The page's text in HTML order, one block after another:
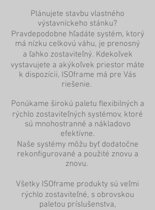
Plánujete stavbu vlastného
výstavníckeho stánku?
Pravdepodobne hľadáte systém, ktorý
má nízku celkovú váhu, je prenosný
a ľahko zostaviteľný. Kdekoľvek
vystavujete a akýkoľvek priestor máte
k dispozícii, ISOframe má pre Vás
riešenie.
Ponúkame širokú paletu flexibilných a
rýchlo zostaviteľných systémov, ktoré
sú mnohostranné a nákladovo
efektívne.
Naše systémy môžu byť dodatočne
rekonfigurované a použité znovu a
znovu.
Všetky ISOframe produkty sú veľmi
rýchlo zostaviteľné, s obrovskou
paletou príslušenstva,